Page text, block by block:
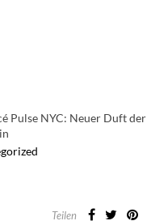
Pulse NYC: Neuer Duft der
Teilen